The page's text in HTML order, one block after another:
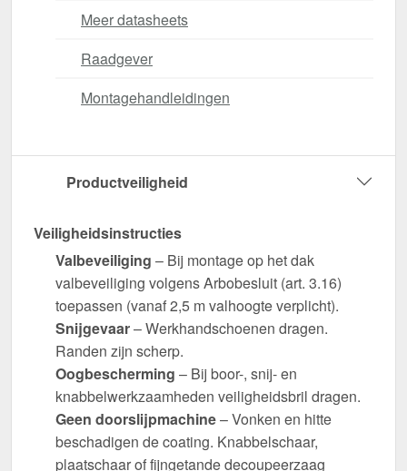
Meer datasheets
Raadgever
Montagehandleidingen
Productveiligheid
Veiligheidsinstructies
Valbeveiliging – Bij montage op het dak
valbeveiliging volgens Arbobesluit (art. 3.16)
toepassen (vanaf 2,5 m valhoogte verplicht).
Snijgevaar– Werkhandschoenen dragen.
Randen zijn scherp.
Oogbescherming – Bij boor-, snij- en
knabbelwerkzaamheden veiligheidsbril dragen.
Geen doorslijpmachine– Vonken en hitte
beschadigen de coating. Knabbelschaar,
plaatschaar of fijngetande decoupeerzaag